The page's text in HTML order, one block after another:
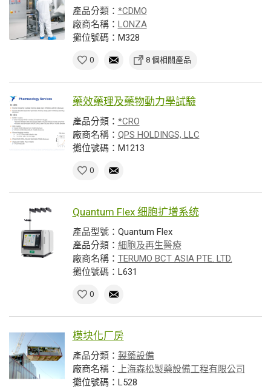
產品分類： *CDMO
廠商名稱： LONZA
攤位號碼：M328
0 8 個相關產品
藥效藥理及藥物動力學試驗
產品分類： *CRO
廠商名稱： QPS HOLDINGS, LLC
攤位號碼：M1213
0
Quantum Flex 细胞扩增系统
產品型號：Quantum Flex
產品分類： 細胞及再生醫療
廠商名稱： TERUMO BCT ASIA PTE. LTD.
攤位號碼：L631
0
模块化厂房
產品分類： 製藥設備
廠商名稱：
上海森松製藥設備工程有限公司
攤位號碼：L528